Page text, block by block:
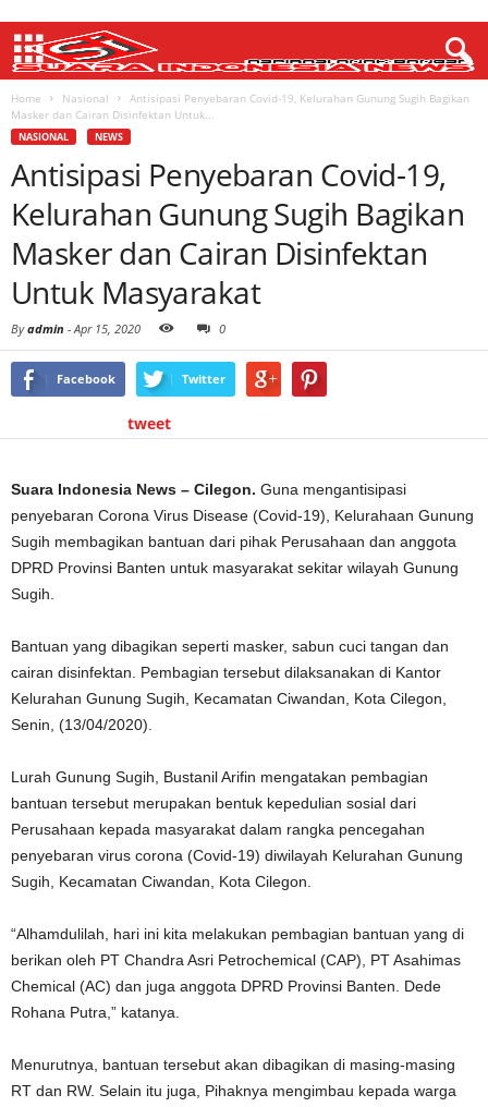
Home Nasional
Antisipasi Penyebaran Covid-19, Kelurahan Gunung Sugih Bagikan
Masker dan Cairan Disinfektan Untuk...
NASIONAL NEWS
Antisipasi Penyebaran Covid-19,
Kelurahan Gunung Sugih Bagikan
Masker dan Cairan Disinfektan
Untuk Masyarakat
Byadmin - Apr 15, 2020 0
Facebook Twitter
tweet
Suara Indonesia News – Cilegon. Guna mengantisipasi
penyebaran Corona Virus Disease (Covid-19), Kelurahaan Gunung
Sugih membagikan bantuan dari pihak Perusahaan dan anggota
DPRD Provinsi Banten untuk masyarakat sekitar wilayah Gunung
Sugih.
Bantuan yang dibagikan seperti masker, sabun cuci tangan dan
cairan disinfektan. Pembagian tersebut dilaksanakan di Kantor
Kelurahan Gunung Sugih, Kecamatan Ciwandan, Kota Cilegon,
Senin, (13/04/2020).
Lurah Gunung Sugih, Bustanil Arifin mengatakan pembagian
bantuan tersebut merupakan bentuk kepedulian sosial dari
Perusahaan kepada masyarakat dalam rangka pencegahan
penyebaran virus corona (Covid-19) diwilayah Kelurahan Gunung
Sugih, Kecamatan Ciwandan, Kota Cilegon.
“Alhamdulilah, hari ini kita melakukan pembagian bantuan yang di
berikan oleh PT Chandra Asri Petrochemical (CAP), PT Asahimas
Chemical (AC) dan juga anggota DPRD Provinsi Banten. Dede
Rohana Putra,” katanya.
Menurutnya, bantuan tersebut akan dibagikan di masing-masing
RT dan RW. Selain itu juga, Pihaknya mengimbau kepada warga